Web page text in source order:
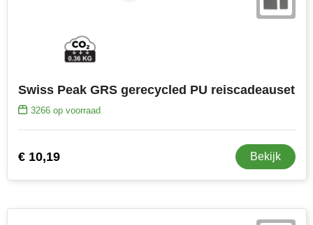
Swiss Peak GRS gerecycled PU reiscadeauset
3266op voorraad
€ 10,19 Bekijk